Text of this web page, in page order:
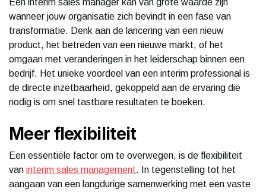
wanneer jouw organisatie zich bevindt in een fase van
transformatie. Denk aan de lancering van een nieuw
product, het betreden van een nieuwe markt, of het
omgaan met veranderingen in het leiderschap binnen een
bedrijf. Het unieke voordeel van een interim professional is
de directe inzetbaarheid, gekoppeld aan de ervaring die
nodig is om snel tastbare resultaten te boeken.
Meer flexibiliteit
Een essentiële factor om te overwegen, is de flexibiliteit
van interim sales management. In tegenstelling tot het
aangaan van een langdurige samenwerking met een vaste